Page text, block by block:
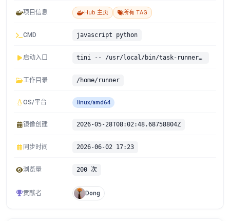
项目信息 Hub 主页 所有 TAG
CMD javascript python
启动入口 tini -- /usr/local/bin/task-runner-launcher
工作目录 /home/runner
OS/平台 linux/amd64
镜像创建 2026-05-28T08:02:48.68758804Z
同步时间 2026-06-02 17:23
浏览量 200 次
贡献者 Dong